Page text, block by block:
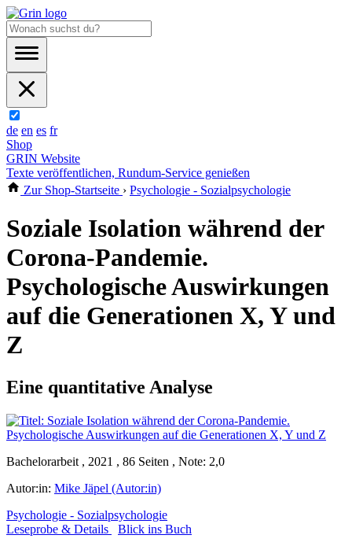
de en es fr
Shop
GRIN Website
Texte veröffentlichen, Rundum-Service genießen
Zur Shop-Startseite › Psychologie - Sozialpsychologie
Soziale Isolation während der
Corona-Pandemie.
Psychologische Auswirkungen
auf die Generationen X, Y und
Z
Eine quantitative Analyse
Bachelorarbeit , 2021 , 86 Seiten , Note: 2,0
Autor:in: Mike Jäpel (Autor:in)
Psychologie - Sozialpsychologie
Leseprobe & Details
Blick ins Buch